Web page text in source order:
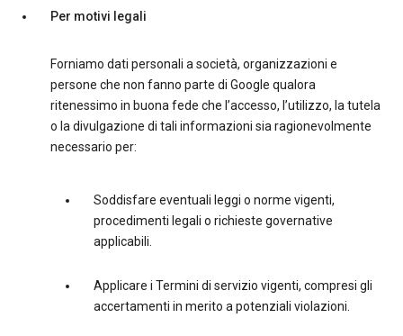
Per motivi legali
Forniamo dati personali a società, organizzazioni e
persone che non fanno parte di Google qualora
ritenessimo in buona fede che l’accesso, l’utilizzo, la tutela
o la divulgazione di tali informazioni sia ragionevolmente
necessario per:
Soddisfare eventuali leggi o norme vigenti,
procedimenti legali o richieste governative
applicabili.
Applicare i Termini di servizio vigenti, compresi gli
accertamenti in merito a potenziali violazioni.